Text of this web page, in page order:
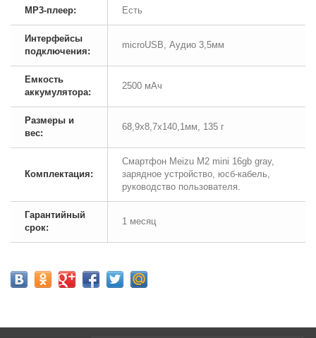
MP3-плеер: Есть
Интерфейсы
подключения:
microUSB, Аудио 3,5мм
Емкость
аккумулятора:
2500 мАч
Размеры и
вес:
68,9х8,7х140,1мм, 135 г
Комплектация:
Смартфон Meizu M2 mini 16gb gray,
зарядное устройство, юсб-кабель,
руководство пользователя.
Гарантийный
срок:
1 месяц